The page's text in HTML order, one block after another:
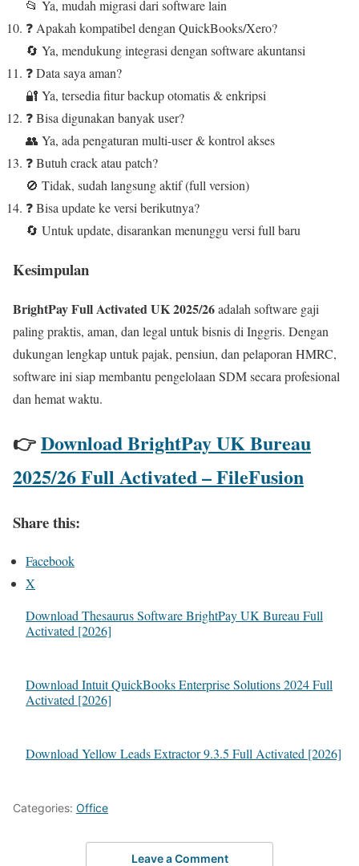
📂 Ya, mudah migrasi dari software lain
❓ Apakah kompatibel dengan QuickBooks/Xero?
🔄 Ya, mendukung integrasi dengan software akuntansi
❓ Data saya aman?
🔐 Ya, tersedia fitur backup otomatis & enkripsi
❓ Bisa digunakan banyak user?
👥 Ya, ada pengaturan multi-user & kontrol akses
❓ Butuh crack atau patch?
🚫 Tidak, sudah langsung aktif (full version)
❓ Bisa update ke versi berikutnya?
🔄 Untuk update, disarankan menunggu versi full baru
Kesimpulan
BrightPay Full Activated UK 2025/26adalah software gaji
paling praktis, aman, dan legal untuk bisnis di Inggris. Dengan
dukungan lengkap untuk pajak, pensiun, dan pelaporan HMRC,
software ini siap membantu pengelolaan SDM secara profesional
dan hemat waktu.
👉Download BrightPay UK Bureau
2025/26 Full Activated – FileFusion
Share this:
Facebook
X
Download Thesaurus Software BrightPay UK Bureau Full
Activated [2026]
Download Intuit QuickBooks Enterprise Solutions 2024 Full
Activated [2026]
Download Yellow Leads Extractor 9.3.5 Full Activated [2026]
Categories: Office
Leave a Comment